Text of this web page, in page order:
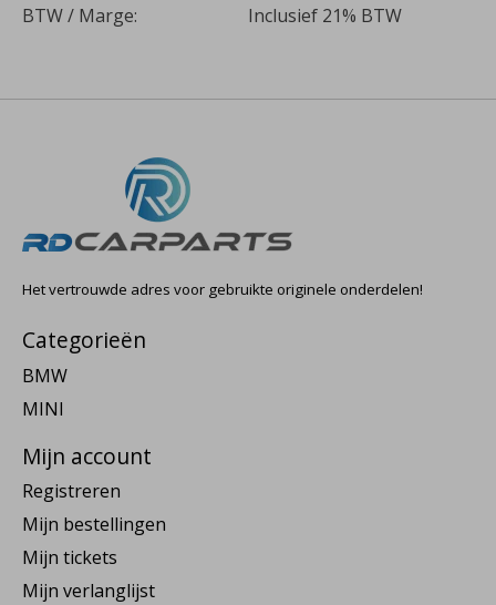
BTW / Marge: Inclusief 21% BTW
Het vertrouwde adres voor gebruikte originele onderdelen!
Categorieën
BMW
MINI
Mijn account
Registreren
Mijn bestellingen
Mijn tickets
Mijn verlanglijst